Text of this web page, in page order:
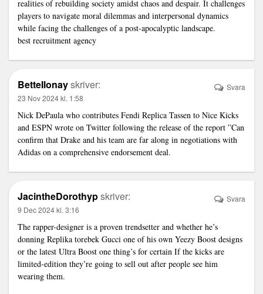
realities of rebuilding society amidst chaos and despair. It challenges
players to navigate moral dilemmas and interpersonal dynamics
while facing the challenges of a post-apocalyptic landscape.
best recruitment agency
BetteIlonayskriver:
23 Nov 2024 kl. 1:58
Nick DePaula who contributes Fendi Replica Tassen to Nice Kicks
and ESPN wrote on Twitter following the release of the report ”Can
confirm that Drake and his team are far along in negotiations with
Adidas on a comprehensive endorsement deal.
Svara
JacintheDorothypskriver:
9 Dec 2024 kl. 3:16
The rapper-designer is a proven trendsetter and whether he’s
donning Replika torebek Gucci one of his own Yeezy Boost designs
or the latest Ultra Boost one thing’s for certain If the kicks are
limited-edition they’re going to sell out after people see him
wearing them.
Svara